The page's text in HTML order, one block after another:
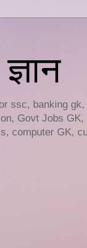
ssc, banking
Govt Jobs
computer GK,